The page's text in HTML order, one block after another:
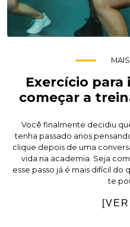
Exercício para
começar a
Você finalmente decidiu
tenha passado anos
clique depois de uma
vida na academia. Seja
esse passo já é mais difícil do
te